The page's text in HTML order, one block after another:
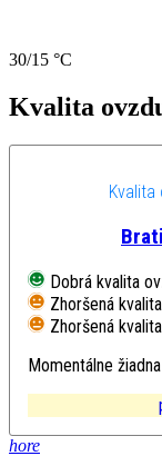
30/15 °C
Kvalita
Kvalita
Dobrá kvalita
Zhoršená
Zhoršená
Momentálne
hore